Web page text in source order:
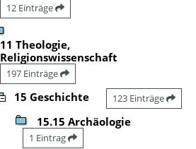
12 Einträge
11 Theologie,
Religionswissenschaft
197 Einträge
15 Geschichte 123 Einträge
15.15 Archäologie
1 Eintrag